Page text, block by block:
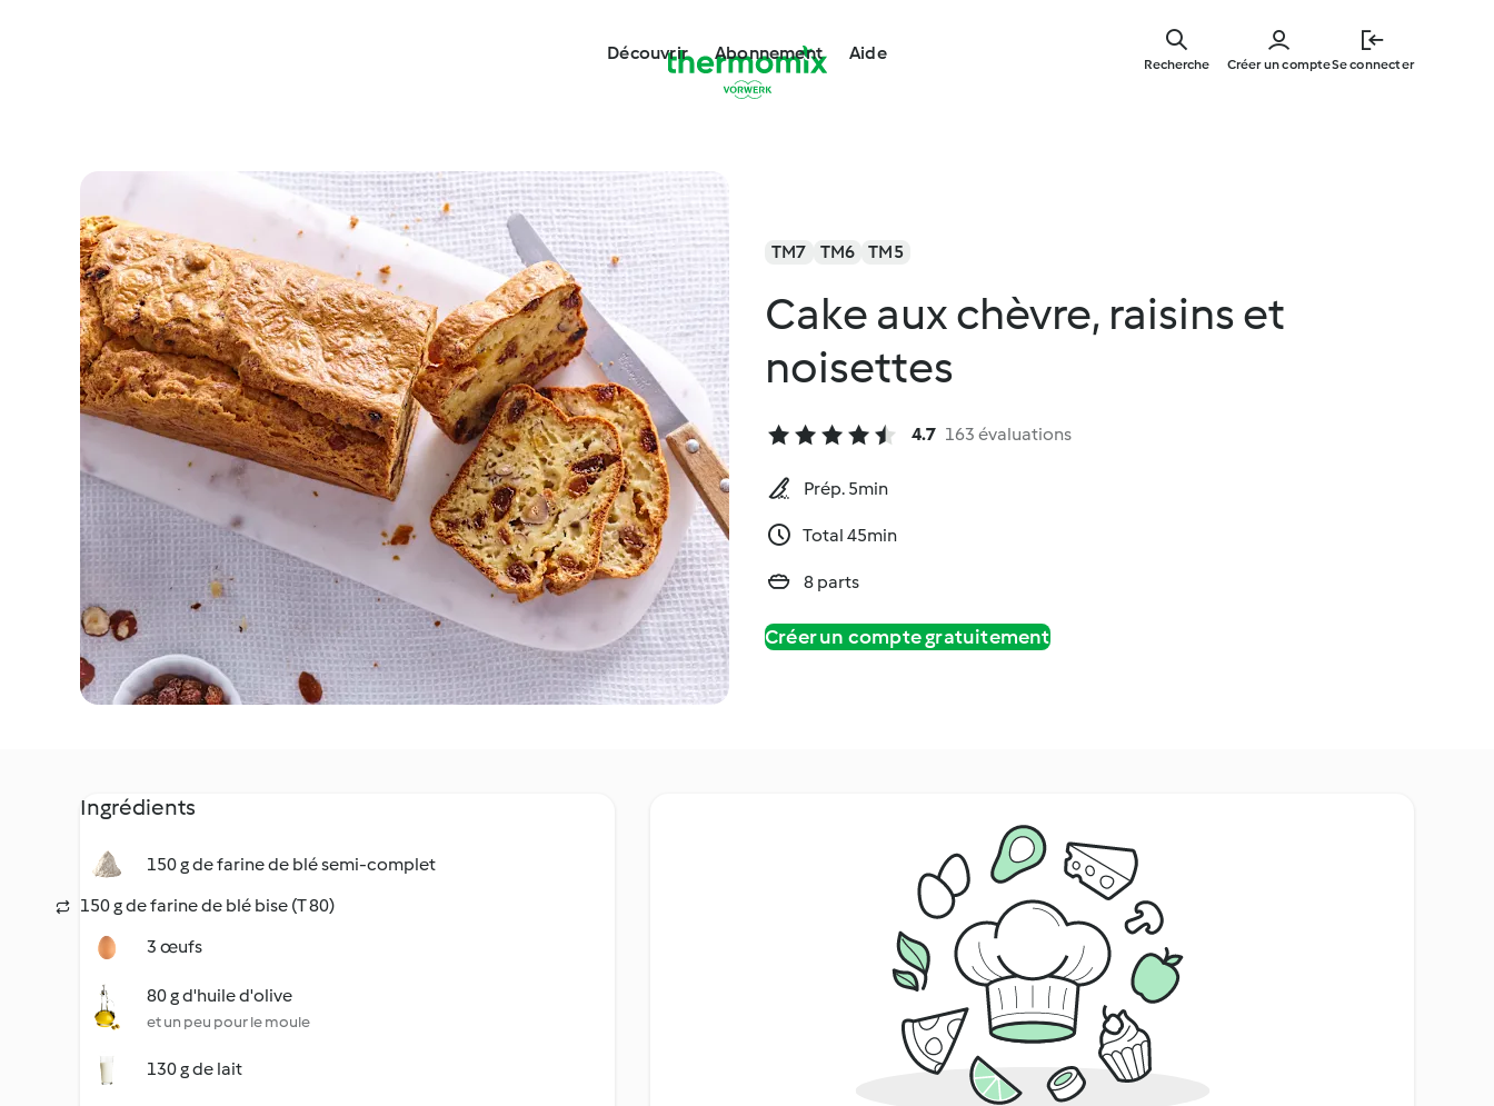
main
Découvrir Abonnement Aide
Créer un compteSe connecter
Recherche
TM7 TM6 TM5
Cake aux chèvre, raisins et
noisettes
4.7 163 évaluations
Prép. 5min
Total 45min
8 parts
Créer un compte gratuitement
Ingrédients
150 g de farine de blé semi-complet
150 g de farine de blé bise (T 80)
3 œufs
80 g d'huile d'olive
et un peu pour le moule
130 g de lait